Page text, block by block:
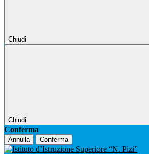
Chiudi
Chiudi
Conferma
Annulla Conferma